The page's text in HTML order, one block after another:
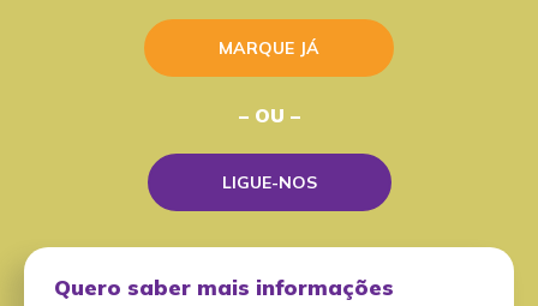
MARQUE JÁ
– OU –
LIGUE-NOS
Quero saber mais informações